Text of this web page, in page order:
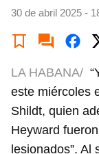
30 de abril 2025 -
LA HABANA/
este miércoles
Shildt, quien
Heyward
lesionados”.